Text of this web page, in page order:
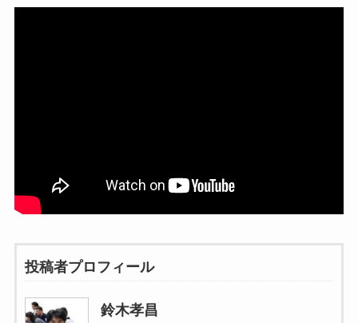
投稿者プロフィール
鈴木孝昌